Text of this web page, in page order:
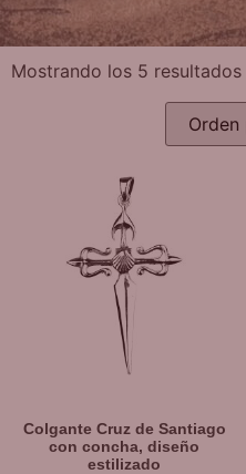
Mostrando los 5 resultados
Colgante Cruz de Santiago
con concha, diseño
estilizado